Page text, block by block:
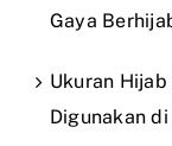
Gaya
Ukuran
Digunakan